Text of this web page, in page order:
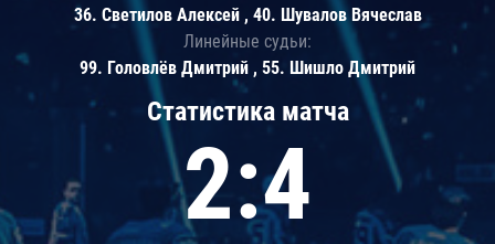
Статистика матча
2:4
36. Светилов Алексей , 40. Шувалов Вячеслав
Линейные судьи:
99. Головлёв Дмитрий , 55. Шишло Дмитрий